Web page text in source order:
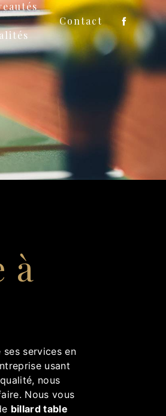
Contact
à
services en
usant
nous
Nous vous
billard table